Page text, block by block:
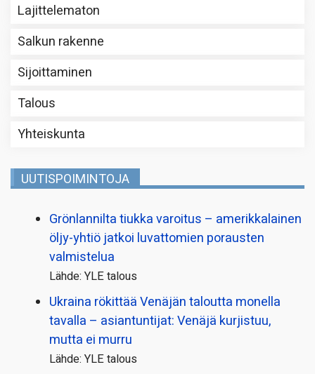
Lajittelematon
Salkun rakenne
Sijoittaminen
Talous
Yhteiskunta
UUTISPOIMINTOJA
Grönlannilta tiukka varoitus – amerikkalainen
öljy-yhtiö jatkoi luvattomien porausten
valmistelua
Lähde: YLE talous
Ukraina rökittää Venäjän taloutta monella
tavalla – asiantuntijat: Venäjä kurjistuu,
mutta ei murru
Lähde: YLE talous